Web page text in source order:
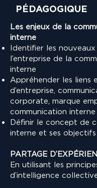
PÉDAGOGIQUE
Les enjeux de la
interne
Identifier les
l’entreprise de la
interne
Appréhender les liens
d’entreprise,
corporate, marque
communication interne
Définir le concept de
interne et ses objectifs
PARTAGE
En utilisant les
d’intelligence